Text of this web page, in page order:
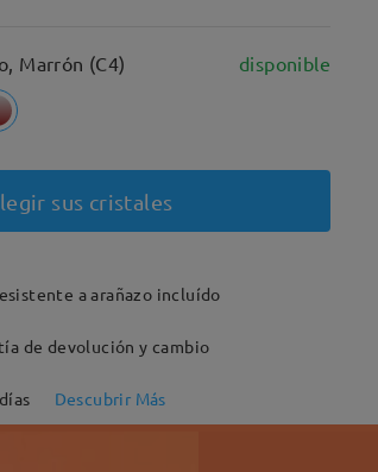
Marrón (C4) disponible
sus cristales
a arañazo incluído
de devolución y cambio
Descubrir Más